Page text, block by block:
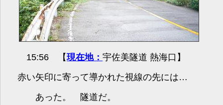
15:56 【現在地：宇佐美隧道 熱海口】
赤い矢印に寄って導かれた視線の先には…
あった。 隧道だ。